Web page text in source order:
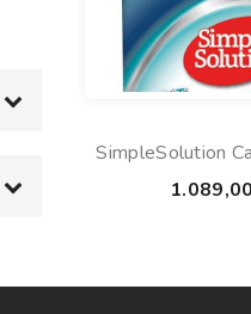
SimpleSolution
Remover
1.089,00